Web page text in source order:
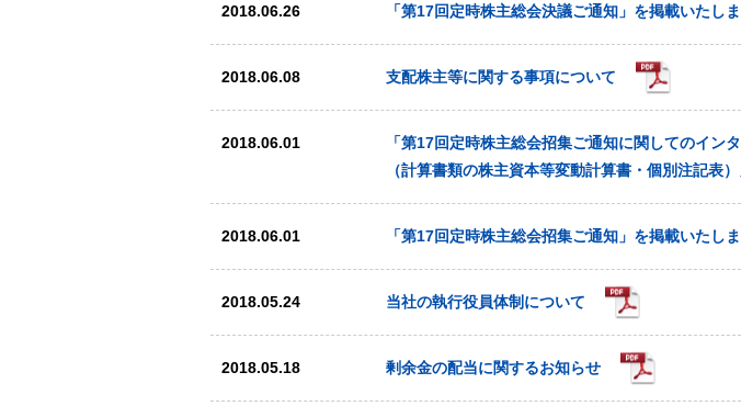
2018.06.26 「第17回定時株主総会決議ご通知」を掲載いたし
2018.06.08 支配株主等に関する事項について
2018.06.01
「第17回定時株主総会招集ご通知に関してのイン
（計算書類の株主資本等変動計算書・個別注記表
2018.06.01 「第17回定時株主総会招集ご通知」を掲載いたし
2018.05.24 当社の執行役員体制について
2018.05.18 剰余金の配当に関するお知らせ